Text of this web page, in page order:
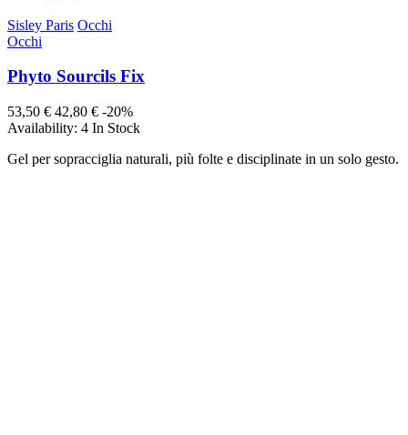
Sisley Paris Occhi
Occhi
Phyto Sourcils Fix
53,50 € 42,80 € -20%
Availability: 4 In Stock
Gel per sopracciglia naturali, più folte e disciplinate in un solo gesto.